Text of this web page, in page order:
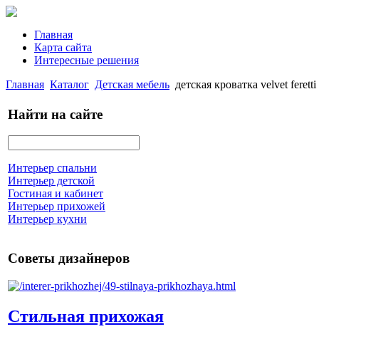
Главная
Карта сайта
Интересные решения
Главная Каталог Детская мебель детская кроватка velvet feretti
Найти на сайте
Интерьер спальни
Интерьер детской
Гостиная и кабинет
Интерьер прихожей
Интерьер кухни
Советы дизайнеров
Стильная прихожая